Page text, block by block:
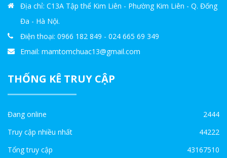
Địa chỉ: C13A Tập thể Kim Liên - Phường Kim Liên - Q. Đống
Đa - Hà Nội.
Điện thoại: 0966 182 849 - 024 665 69 349
Email: mamtomchuac13@gmail.com
THỐNG KÊ TRUY CẬP
Đang online
2444
Truy cập nhiều nhất
44222
Tổng truy cập
43167510